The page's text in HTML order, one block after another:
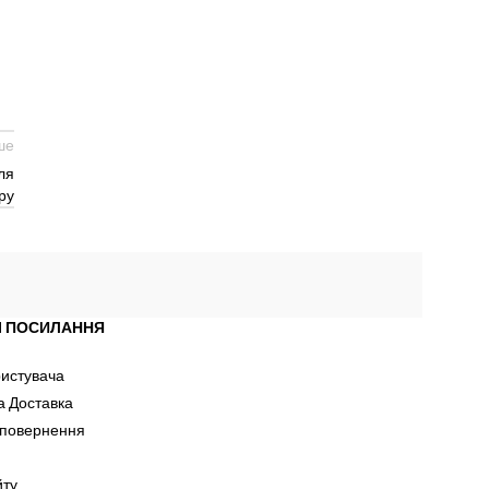
ПОСИЛАННЯ
Доставка